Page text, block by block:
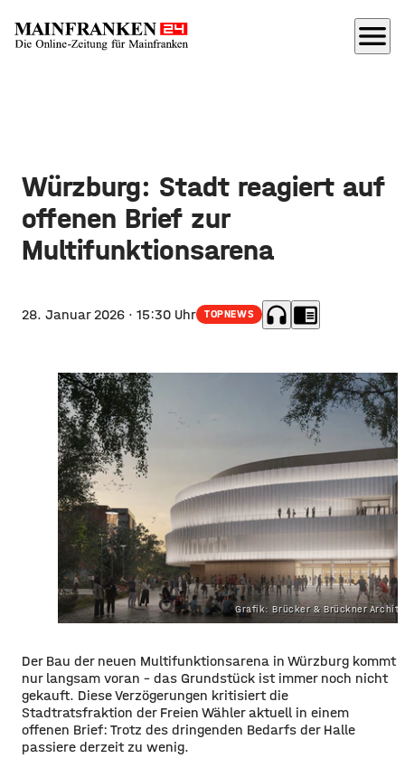
menu
Würzburg: Stadt reagiert auf
offenen Brief zur
Multifunktionsarena
28. Januar 2026 · 15:30 Uhr TOPNEWS headphones chrome_reader_mode
Grafik: Brücker & Brückner
​​Der Bau der neuen Multifunktionsarena in Würzburg kommt
nur langsam voran – das Grundstück ist immer noch nicht
gekauft. Diese Verzögerungen kritisiert die
Stadtratsfraktion der Freien Wähler aktuell in einem
offenen Brief: Trotz des dringenden Bedarfs der Halle
passiere derzeit zu wenig.